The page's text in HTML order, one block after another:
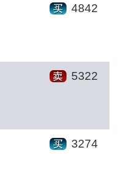
4842
5322
3274